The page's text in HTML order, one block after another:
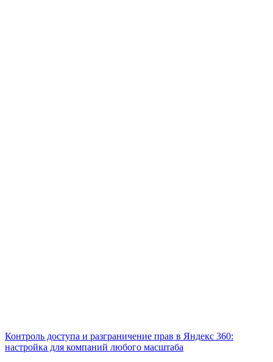
Контроль доступа и разграничение прав в Яндекс 360:
настройка для компаний любого масштаба